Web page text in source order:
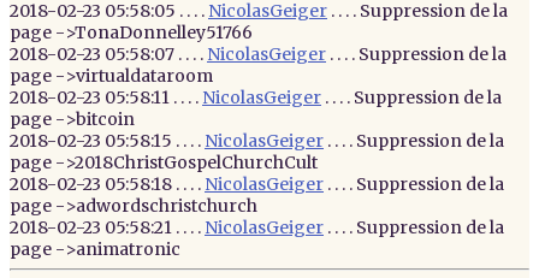
2018-02-23 05:58:05 . . . . NicolasGeiger . . . . Suppression de la
page ->TonaDonnelley51766
2018-02-23 05:58:07 . . . . NicolasGeiger . . . . Suppression de la
page ->virtualdataroom
2018-02-23 05:58:11 . . . . NicolasGeiger . . . . Suppression de la
page ->bitcoin
2018-02-23 05:58:15 . . . . NicolasGeiger . . . . Suppression de la
page ->2018ChristGospelChurchCult
2018-02-23 05:58:18 . . . . NicolasGeiger . . . . Suppression de la
page ->adwordschristchurch
2018-02-23 05:58:21 . . . . NicolasGeiger . . . . Suppression de la
page ->animatronic